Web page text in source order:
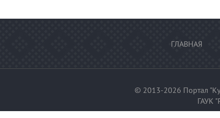
ГЛАВНАЯ
© 2013-2026 Портал
ГАУК